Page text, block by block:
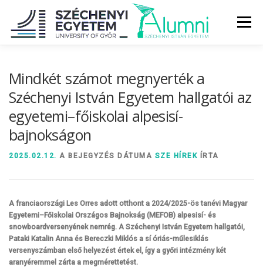
tartalomhoz
Menü
DIPLOMAÁTADÓ DIPLOMÁN TÚL
SZOLGÁLTATÁSOK ÉVFOLYAMOK
Mindkét számot megnyerték a
Széchenyi István Egyetem hallgatói az
egyetemi–főiskolai alpesisí-
bajnokságon
2025.02.12. A BEJEGYZÉS DÁTUMA SZE HÍREK ÍRTA
A franciaországi Les Orres adott otthont a 2024/2025-ös tanévi Magyar
Egyetemi–Főiskolai Országos Bajnokság (MEFOB) alpesisí- és
snowboardversenyének nemrég. A Széchenyi István Egyetem hallgatói,
Pataki Katalin Anna és Bereczki Miklós a sí óriás-műlesiklás
versenyszámban első helyezést értek el, így a győri intézmény két
aranyéremmel zárta a megmérettetést.